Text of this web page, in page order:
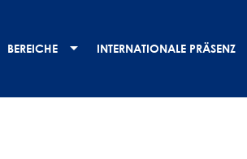
BEREICHE INTERNATIONALE PRÄSENZ